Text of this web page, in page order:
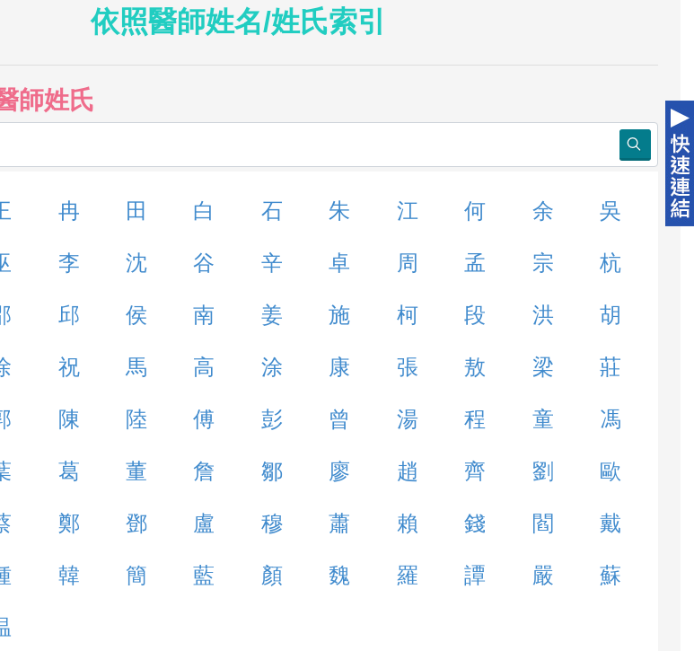
依照醫師姓名/姓氏索引
師姓氏
冉 田 白 石 朱 江 何 余 吳
李 沈 谷 辛 卓 周 孟 宗 杭
邱 侯 南 姜 施 柯 段 洪 胡
祝 馬 高 涂 康 張 敖 梁 莊
陳 陸 傅 彭 曾 湯 程 童 馮
葛 董 詹 鄒 廖 趙 齊 劉 歐
鄭 鄧 盧 穆 蕭 賴 錢 閻 戴
韓 簡 藍 顏 魏 羅 譚 嚴 蘇